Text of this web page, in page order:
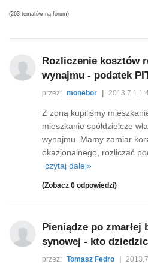
(263 tematów na forum)
Rozliczenie kosztów
wynajmu - podatek
przez: monebor 2013.7.1
Z żoną kupiliśmy
mieszkanie spółdzielcze
wynajmu. Mamy zamiar
okazjonalnego, rozliczać
czytaj dalej»
(Zobacz 0 odpowiedzi)
Pieniądze po zmarłej
synowej - kto
przez: Tomasz Fedro